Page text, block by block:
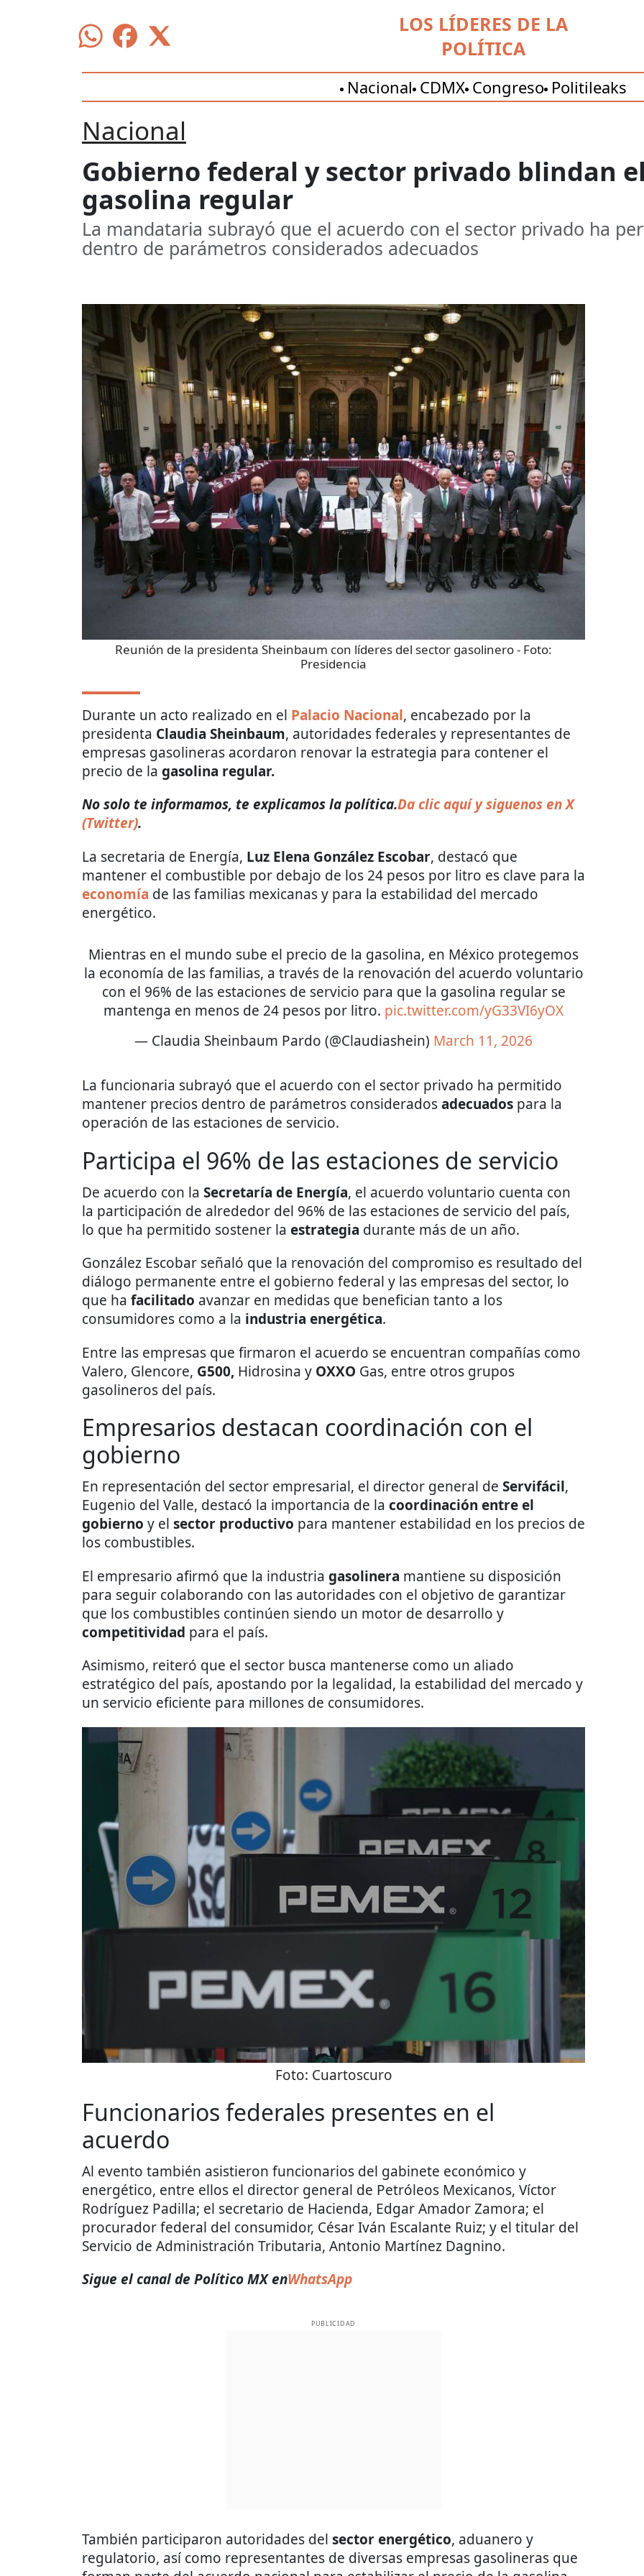
LOS LÍDERES DE LA
POLÍTICA
Nacional CDMX Congreso Politileaks
Nacional
Gobierno federal y sector privado blindan
gasolina regular
La mandataria subrayó que el acuerdo con el sector privado ha
dentro de parámetros considerados adecuados
Reunión de la presidenta Sheinbaum con líderes del sector gasolinero- Foto:
Presidencia
Durante un acto realizado en el Palacio Nacional, encabezado por la
presidenta Claudia Sheinbaum, autoridades federales y representantes de
empresas gasolineras acordaron renovar la estrategia para contener el
precio de la gasolina regular.
​​No solo te informamos, te explicamos la política.Da clic aquí y siguenos en X
(Twitter).
La secretaria de Energía, Luz Elena González Escobar, destacó que
mantener el combustible por debajo de los 24 pesos por litro es clave para la
economía de las familias mexicanas y para la estabilidad del mercado
energético.
Mientras en el mundo sube el precio de la gasolina, en México protegemos
la economía de las familias, a través de la renovación del acuerdo voluntario
con el 96% de las estaciones de servicio para que la gasolina regular se
mantenga en menos de 24 pesos por litro. pic.twitter.com/yG33VI6yOX
— Claudia Sheinbaum Pardo (@Claudiashein) March 11, 2026
La funcionaria subrayó que el acuerdo con el sector privado ha permitido
mantener precios dentro de parámetros consideradosadecuados para la
operación de las estaciones de servicio.
Participa el 96% de las estaciones de servicio
De acuerdo con la Secretaría de Energía, el acuerdo voluntario cuenta con
la participación de alrededor del 96% de las estaciones de servicio del país,
lo que ha permitido sostener la estrategia durante más de un año.
González Escobar señaló que la renovación del compromiso es resultado del
diálogo permanente entre el gobierno federal y las empresas del sector, lo
que ha facilitado avanzar en medidas que benefician tanto a los
consumidores como a la industria energética.
Entre las empresas que firmaron el acuerdo se encuentran compañías como
Valero, Glencore, G500, Hidrosina y OXXO Gas, entre otros grupos
gasolineros del país.
Empresarios destacan coordinación con el
gobierno
En representación del sector empresarial, el director general de Servifácil,
Eugenio del Valle, destacó la importancia de la coordinación entre el
gobierno y el sector productivo para mantener estabilidad en los precios de
los combustibles.
El empresario afirmó que la industria gasolinera mantiene su disposición
para seguir colaborando con las autoridades con el objetivo de garantizar
que los combustibles continúen siendo un motor de desarrollo y
competitividad para el país.
Asimismo, reiteró que el sector busca mantenerse como un aliado
estratégico del país, apostando por la legalidad, la estabilidad del mercado y
un servicio eficiente para millones de consumidores.
Foto: Cuartoscuro
Funcionarios federales presentes en el
acuerdo
Al evento también asistieron funcionarios del gabinete económico y
energético, entre ellos el director general de Petróleos Mexicanos, Víctor
Rodríguez Padilla; el secretario de Hacienda, Edgar Amador Zamora; el
procurador federal del consumidor, César Iván Escalante Ruiz; y el titular del
Servicio de Administración Tributaria, Antonio Martínez Dagnino.
Sigue el canal de Político MX enWhatsApp
PUBLICIDAD
También participaron autoridades del sector energético, aduanero y
regulatorio, así como representantes de diversas empresas gasolineras que